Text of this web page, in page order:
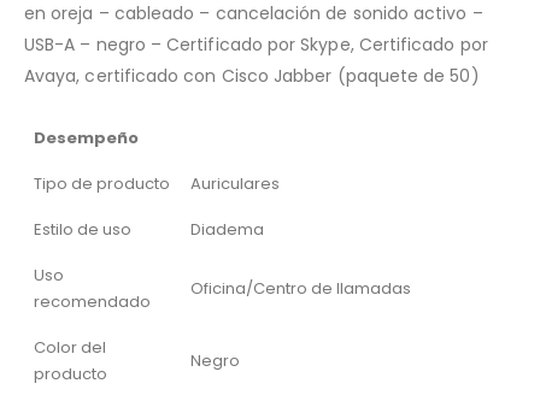
en oreja – cableado – cancelación de sonido activo –
USB-A – negro – Certificado por Skype, Certificado por
Avaya, certificado con Cisco Jabber (paquete de 50)
Desempeño
Tipo de producto
Auriculares
Estilo de uso
Diadema
Uso
recomendado
Oficina/Centro de llamadas
Color del
producto
Negro